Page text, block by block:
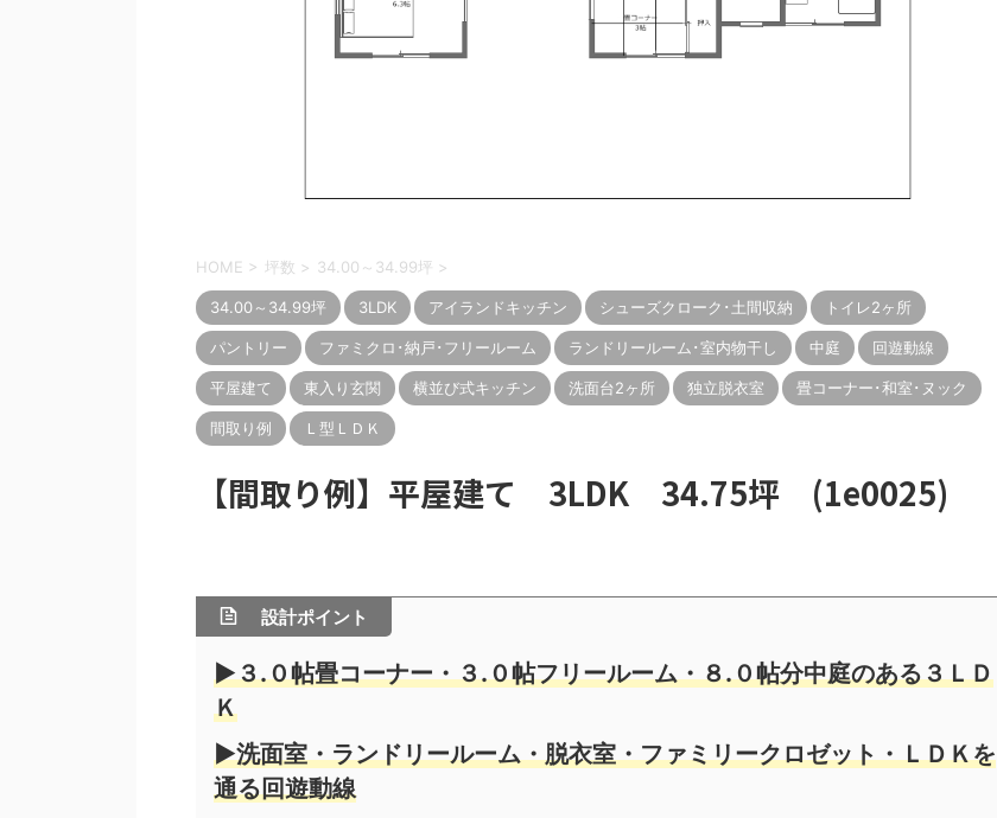
HOME > 坪数 > 34.00～34.99坪 >
34.00～34.99坪 3LDK アイランドキッチン シューズクローク･土間収納 トイレ2ヶ所
パントリー ファミクロ･納戸･フリールーム ランドリールーム･室内物干し 中庭 回遊動線
平屋建て 東入り玄関 横並び式キッチン 洗面台2ヶ所 独立脱衣室 畳コーナー･和室･ヌック
間取り例 Ｌ型ＬＤＫ
【間取り例】平屋建て 3LDK 34.75坪 (1e0025)
設計ポイント
▶３.０帖畳コーナー・３.０帖フリールーム・８.０帖分中庭のある３ＬＤ
Ｋ
▶洗面室・ランドリールーム・脱衣室・ファミリークロゼット・ＬＤＫを
通る回遊動線